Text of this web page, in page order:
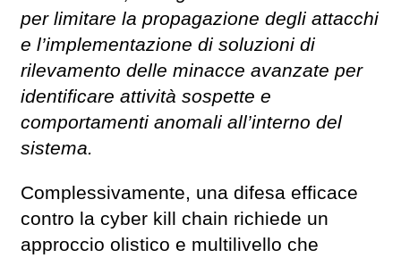
per limitare la propagazione degli attacchi
e l’implementazione di soluzioni di
rilevamento delle minacce avanzate per
identificare attività sospette e
comportamenti anomali all’interno del
sistema.
Complessivamente, una difesa efficace
contro la cyber kill chain richiede un
approccio olistico e multilivello che